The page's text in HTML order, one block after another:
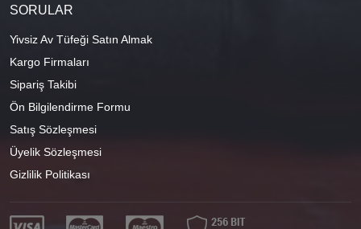
SORULAR
Yivsiz Av Tüfeği Satın Almak
Kargo Firmaları
Sipariş Takibi
Ön Bilgilendirme Formu
Satış Sözleşmesi
Üyelik Sözleşmesi
Gizlilik Politikası